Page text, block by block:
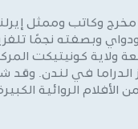
مايلز كلوهيسي هو مخرج
وبصفته نجمًا
ولاية كونيتيكت
في لندن. وقد
الروائية